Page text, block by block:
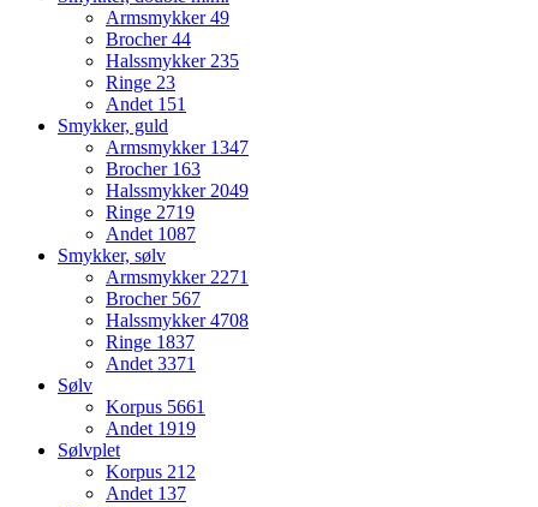
Armsmykker49
Brocher44
Halssmykker 235
Ringe 23
Andet 151
Smykker, guld
Armsmykker 1347
Brocher 163
Halssmykker 2049
Ringe 2719
Andet 1087
Smykker, sølv
Armsmykker 2271
Brocher 567
Halssmykker4708
Ringe 1837
Andet 3371
Sølv
Korpus 5661
Andet 1919
Sølvplet
Korpus 212
Andet 137